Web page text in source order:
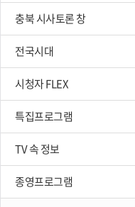
충북 시사토론 창
전국시대
시청자 FLEX
특집프로그램
TV 속 정보
종영프로그램